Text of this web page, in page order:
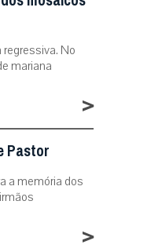
No
mariana
>
Pastor
a memória dos
>